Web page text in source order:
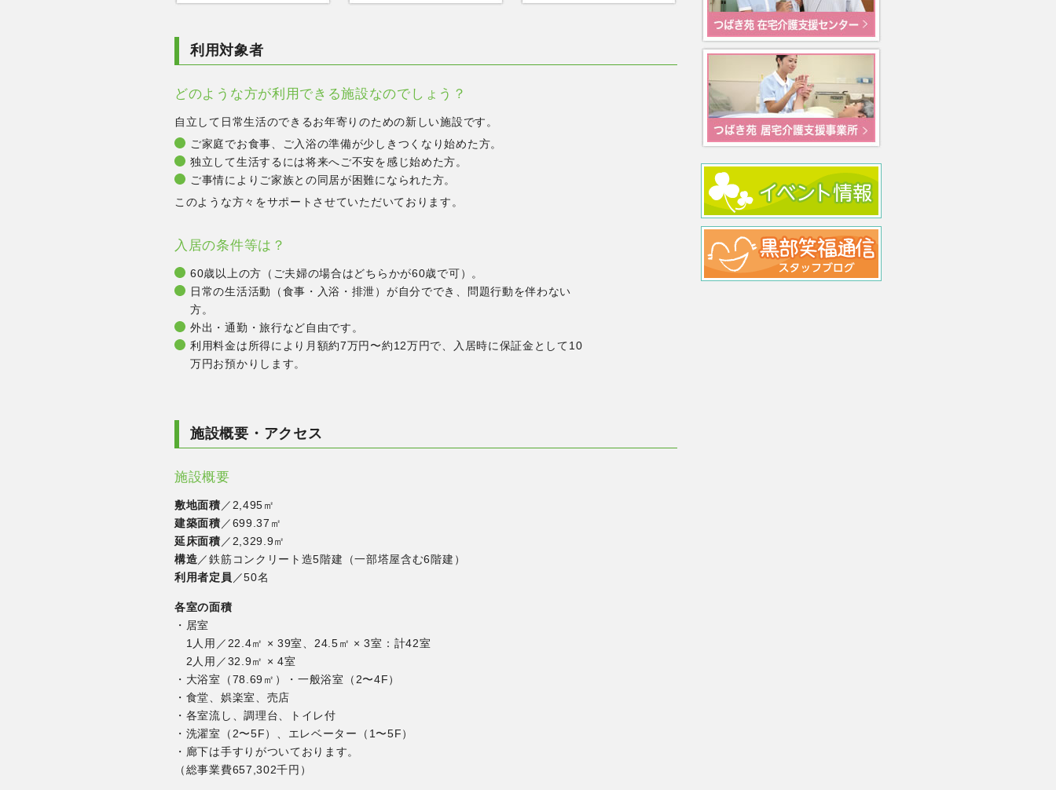
利用対象者
どのような方が利用できる施設なのでしょう？
自立して日常生活のできるお年寄りのための新しい施設です。
ご家庭でお食事、ご入浴の準備が少しきつくなり始めた方。
独立して生活するには将来へご不安を感じ始めた方。
ご事情によりご家族との同居が困難になられた方。
このような方々をサポートさせていただいております。
入居の条件等は？
60歳以上の方（ご夫婦の場合はどちらかが60歳で可）。
日常の生活活動（食事・入浴・排泄）が自分ででき、問題行動を伴わない
方。
外出・通勤・旅行など自由です。
利用料金は所得により月額約7万円〜約12万円で、入居時に保証金として10
万円お預かりします。
施設概要・アクセス
施設概要
敷地面積 ／2,495㎡
建築面積 ／699.37㎡
延床面積 ／2,329.9㎡
構造／鉄筋コンクリート造5階建（一部塔屋含む6階建）
利用者定員 ／50名
各室の面積
・居室
1人用／22.4㎡ × 39室、24.5㎡ × 3室：計42室
2人用／32.9㎡ × 4室
・大浴室（78.69㎡）・一般浴室（2〜4F）
・食堂、娯楽室、売店
・各室流し、調理台、トイレ付
・洗濯室（2〜5F）、エレベーター（1〜5F）
・廊下は手すりがついております。
（総事業費657,302千円）